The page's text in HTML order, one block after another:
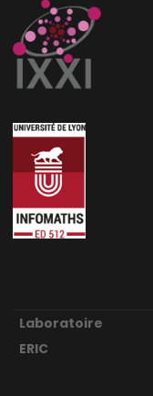
Laboratoire
ERIC